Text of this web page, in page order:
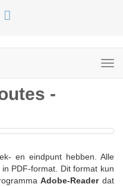
-
en eindpunt hebben. Alle
PDF-format. Dit format kun
Adobe-Readerdat